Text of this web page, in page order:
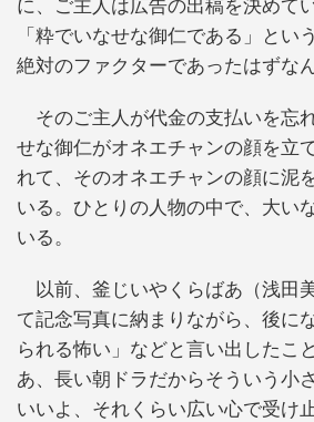
に、ご主人は広告の出稿を決めて
「粋でいなせな御仁である」とい
絶対のファクターであったはずな
そのご主人が代金の支払いを忘
せな御仁がオネエチャンの顔を立
れて、そのオネエチャンの顔に泥
いる。ひとりの人物の中で、大い
いる。
以前、釜じいやくらばあ（浅田
て記念写真に納まりながら、後に
られる怖い」などと言い出したこ
あ、長い朝ドラだからそういう小
いいよ、それくらい広い心で受け